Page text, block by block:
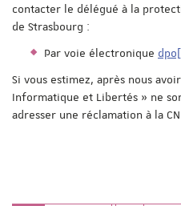
contacter le délégué à la
de Strasbourg :
Par voie électronique
Si vous estimez, après nous
Informatique et Libertés » ne
adresser une réclamation à la